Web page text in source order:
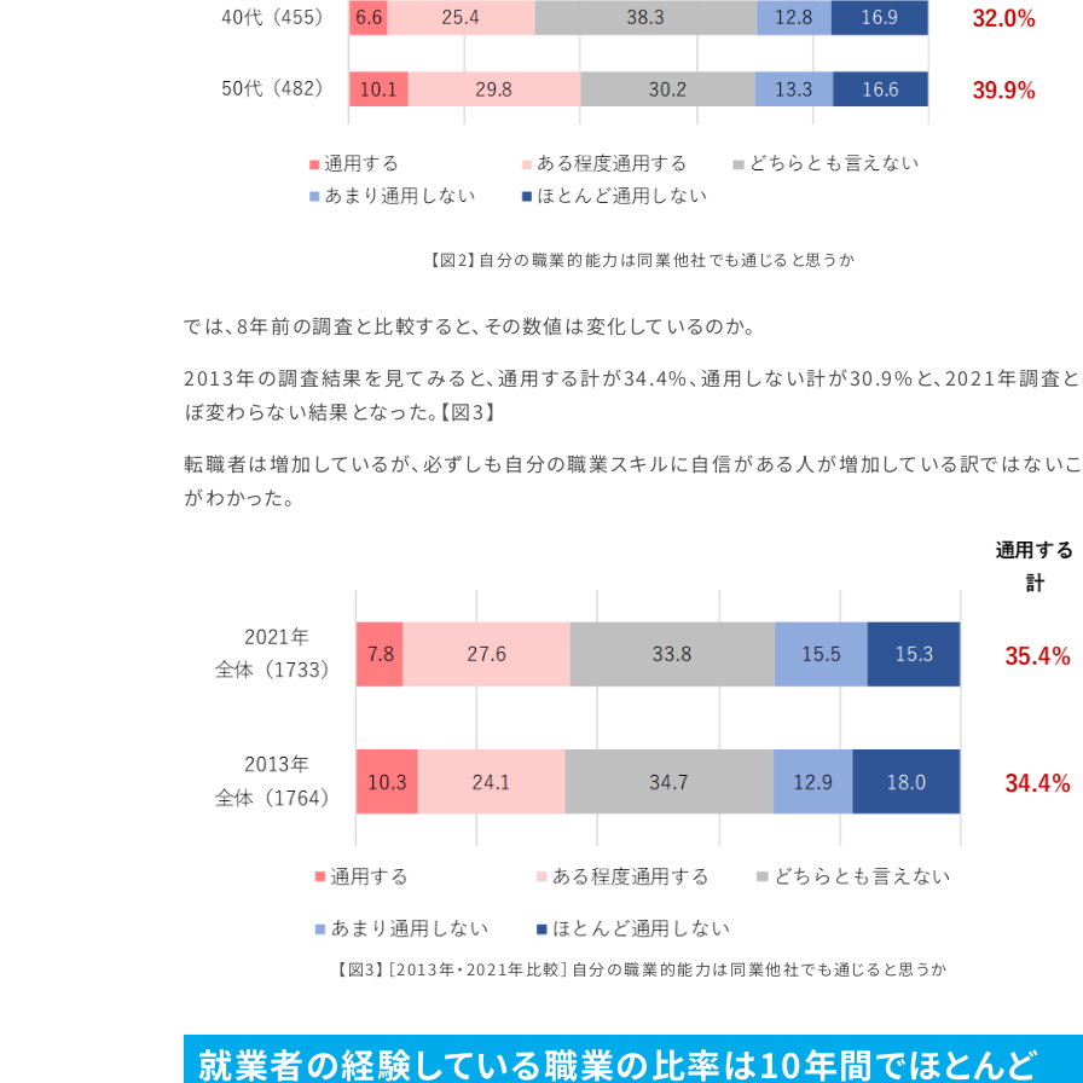
【図2】自分の職業的能力は同業他社でも通じると思うか
では、8年前の調査と比較すると、その数値は変化しているのか。
2013年の調査結果を見てみると、通用する計が34.4%、通用しない計が30.9%と、2021年調査
ぼ変わらない結果となった。【図3】
転職者は増加しているが、必ずしも自分の職業スキルに自信がある人が増加している訳ではない
がわかった。
【図3】［2013年・2021年比較］自分の職業的能力は同業他社でも通じると思うか
就業者の経験している職業の比率は10年間でほとんど